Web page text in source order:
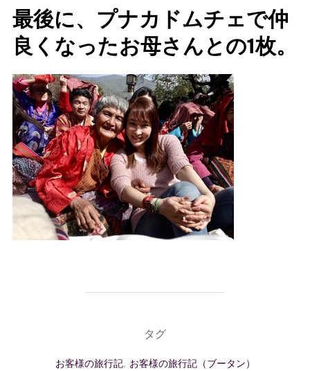
最後に、プナカドムチェで仲
良くなったお母さんとの1枚。
タグ
お客様の旅行記, お客様の旅行記（ブータン）